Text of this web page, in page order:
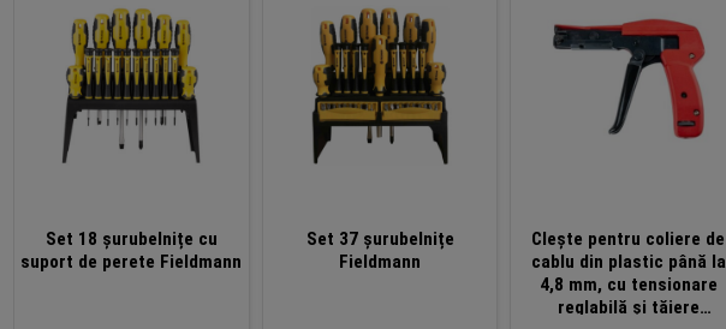
Set 18 șurubelnițe cu
suport de perete Fieldmann
Set 37 șurubelnițe
Fieldmann
Clește pentru coliere de
cablu din plastic până la
4,8 mm, cu tensionare
reglabilă și tăiere